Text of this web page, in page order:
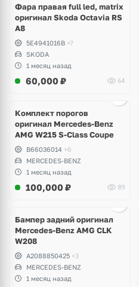
Фара правая full led, matrix
оригинал Skoda Octavia RS
A8
5E4941016B +7
SKODA
1 месяц назад
60,000 ₽ 64
Комплект порогов
оригинал Mercedes-Benz
AMG W215 S-Class Coupe
B66036014 +6
MERCEDES-BENZ
1 месяц назад
100,000 ₽ 89
Бампер задний оригинал
Mercedes-Benz AMG CLK
W208
A2088850425 +3
MERCEDES-BENZ
1 месяц назад